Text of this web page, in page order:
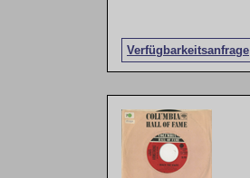
Verfügbarkeitsanfrage